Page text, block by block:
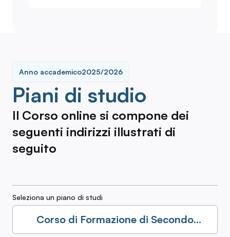
Piani di studio
Anno accademico2025/2026
Il Corso online si compone dei
seguenti indirizzi illustrati di
seguito
Seleziona un piano di studi
Corso di Formazione di Secondo
Livello in Letteratura - Accesso LM-14